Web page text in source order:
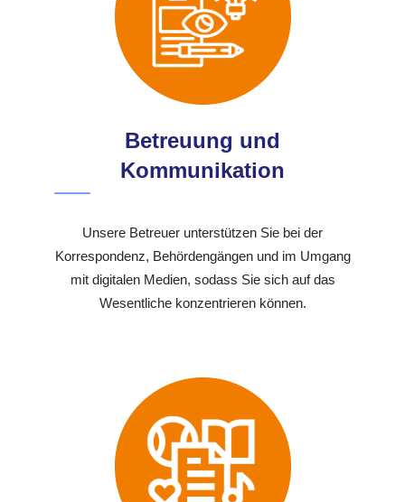
Betreuung und
Kommunikation
Unsere Betreuer unterstützen Sie bei der
Korrespondenz, Behördengängen und im Umgang
mit digitalen Medien, sodass Sie sich auf das
Wesentliche konzentrieren können.